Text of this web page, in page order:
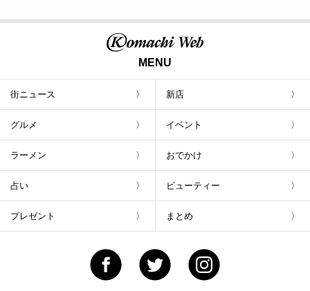
MENU
街ニュース 新店
グルメ イベント
ラーメン おでかけ
占い ビューティー
プレゼント まとめ